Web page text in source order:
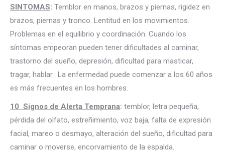
SINTOMAS: Temblor en manos, brazos y piernas, rigidez en
brazos, piernas y tronco. Lentitud en los movimientos.
Problemas en el equilibrio y coordinación. Cuando los
síntomas empeoran pueden tener dificultades al caminar,
trastorno del sueño, depresión, dificultad para masticar,
tragar, hablar. La enfermedad puede comenzar a los 60 años
es más frecuentes en los hombres.
10 Signos de Alerta Temprana: temblor, letra pequeña,
pérdida del olfato, estreñimiento, voz baja, falta de expresión
facial, mareo o desmayo, alteración del sueño, dificultad para
caminar o moverse, encorvamiento de la espalda.